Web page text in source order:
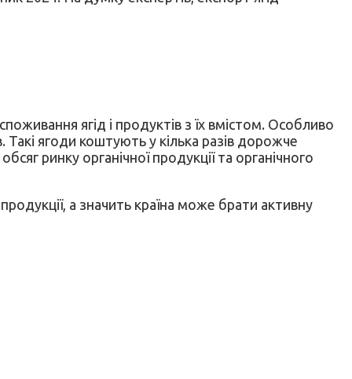
ягід і продуктів з їх вмістом. Особливо
Такі ягоди коштують у кілька разів дорожче
ринку органічної продукції та органічного
а значить країна може брати активну